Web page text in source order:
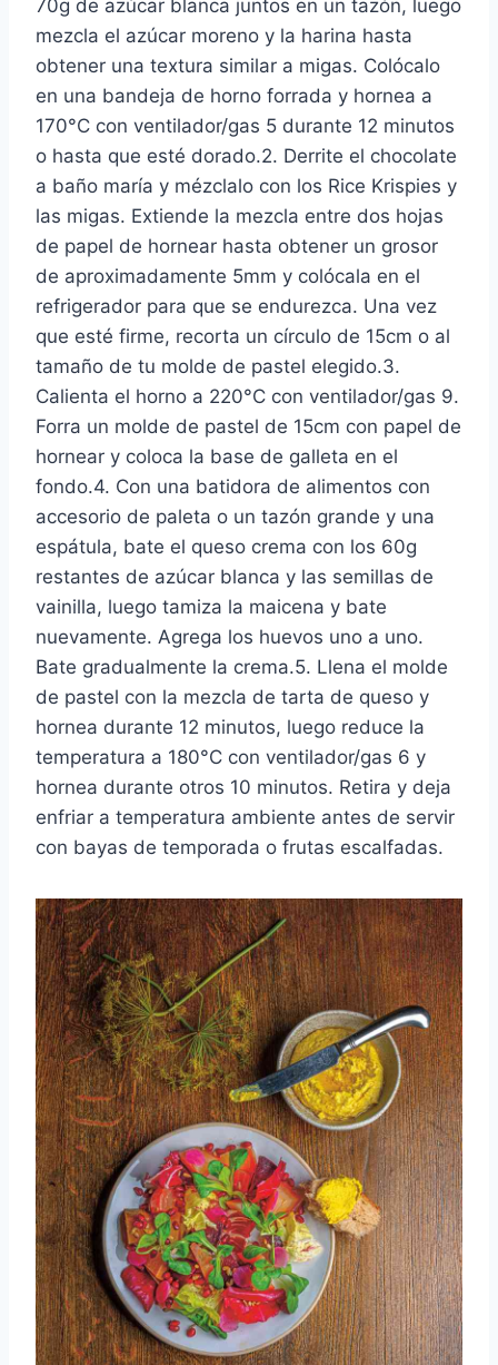
70g de azúcar blanca juntos en un tazón, luego
mezcla el azúcar moreno y la harina hasta
obtener una textura similar a migas. Colócalo
en una bandeja de horno forrada y hornea a
170°C con ventilador/gas 5 durante 12 minutos
o hasta que esté dorado.2. Derrite el chocolate
a baño maría y mézclalo con los Rice Krispies y
las migas. Extiende la mezcla entre dos hojas
de papel de hornear hasta obtener un grosor
de aproximadamente 5mm y colócala en el
refrigerador para que se endurezca. Una vez
que esté firme, recorta un círculo de 15cm o al
tamaño de tu molde de pastel elegido.3.
Calienta el horno a 220°C con ventilador/gas 9.
Forra un molde de pastel de 15cm con papel de
hornear y coloca la base de galleta en el
fondo.4. Con una batidora de alimentos con
accesorio de paleta o un tazón grande y una
espátula, bate el queso crema con los 60g
restantes de azúcar blanca y las semillas de
vainilla, luego tamiza la maicena y bate
nuevamente. Agrega los huevos uno a uno.
Bate gradualmente la crema.5. Llena el molde
de pastel con la mezcla de tarta de queso y
hornea durante 12 minutos, luego reduce la
temperatura a 180°C con ventilador/gas 6 y
hornea durante otros 10 minutos. Retira y deja
enfriar a temperatura ambiente antes de servir
con bayas de temporada o frutas escalfadas.